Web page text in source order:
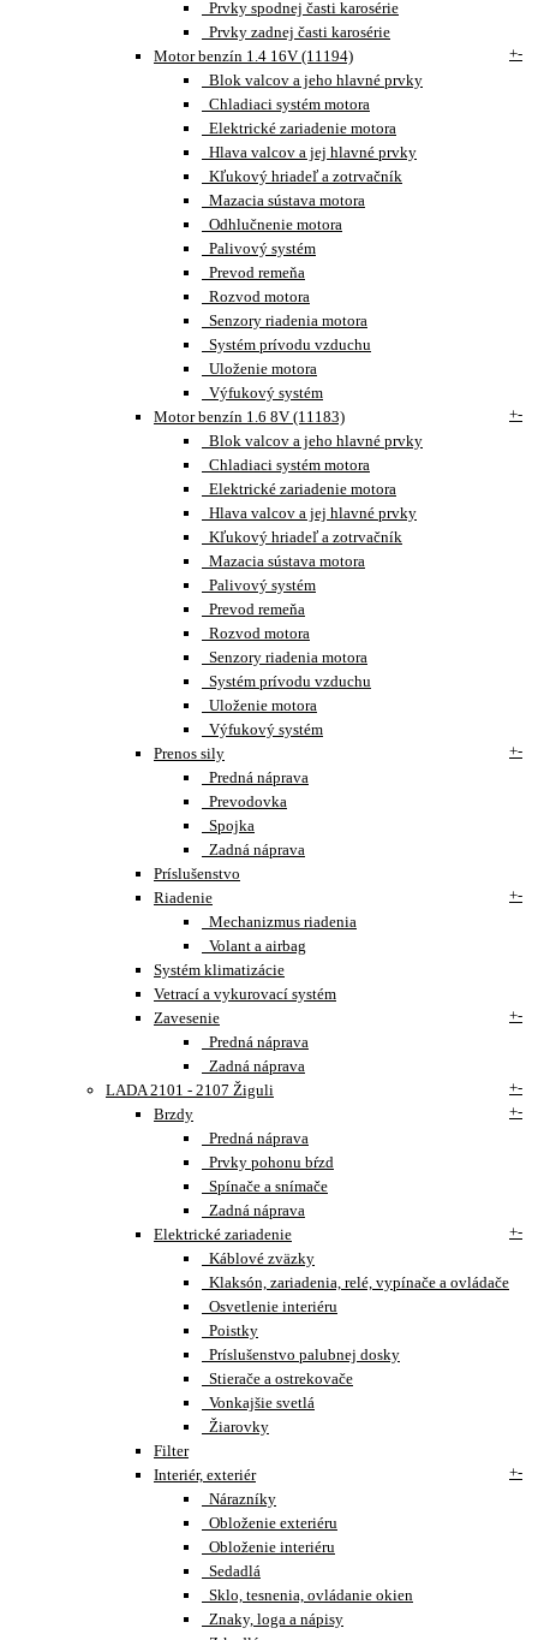
Prvky spodnej časti karosérie
Prvky zadnej časti karosérie
Motor benzín 1.4 16V (11194)
+-
Blok valcov a jeho hlavné prvky
Chladiaci systém motora
Elektrické zariadenie motora
Hlava valcov a jej hlavné prvky
Kľukový hriadeľ a zotrvačník
Mazacia sústava motora
Odhlučnenie motora
Palivový systém
Prevod remeňa
Rozvod motora
Senzory riadenia motora
Systém prívodu vzduchu
Uloženie motora
Výfukový systém
Motor benzín 1.6 8V (11183)
+-
Blok valcov a jeho hlavné prvky
Chladiaci systém motora
Elektrické zariadenie motora
Hlava valcov a jej hlavné prvky
Kľukový hriadeľ a zotrvačník
Mazacia sústava motora
Palivový systém
Prevod remeňa
Rozvod motora
Senzory riadenia motora
Systém prívodu vzduchu
Uloženie motora
Výfukový systém
Prenos sily
+-
Predná náprava
Prevodovka
Spojka
Zadná náprava
Príslušenstvo
Riadenie
+-
Mechanizmus riadenia
Volant a airbag
Systém klimatizácie
Vetrací a vykurovací systém
Zavesenie
+-
Predná náprava
Zadná náprava
LADA 2101 - 2107 Žiguli
+-
Brzdy
+-
Predná náprava
Prvky pohonu bŕzd
Spínače a snímače
Zadná náprava
Elektrické zariadenie
+-
Káblové zväzky
Klaksón, zariadenia, relé, vypínače a ovládače
Osvetlenie interiéru
Poistky
Príslušenstvo palubnej dosky
Stierače a ostrekovače
Vonkajšie svetlá
Žiarovky
Filter
Interiér, exteriér
+-
Nárazníky
Obloženie exteriéru
Obloženie interiéru
Sedadlá
Sklo, tesnenia, ovládanie okien
Znaky, loga a nápisy